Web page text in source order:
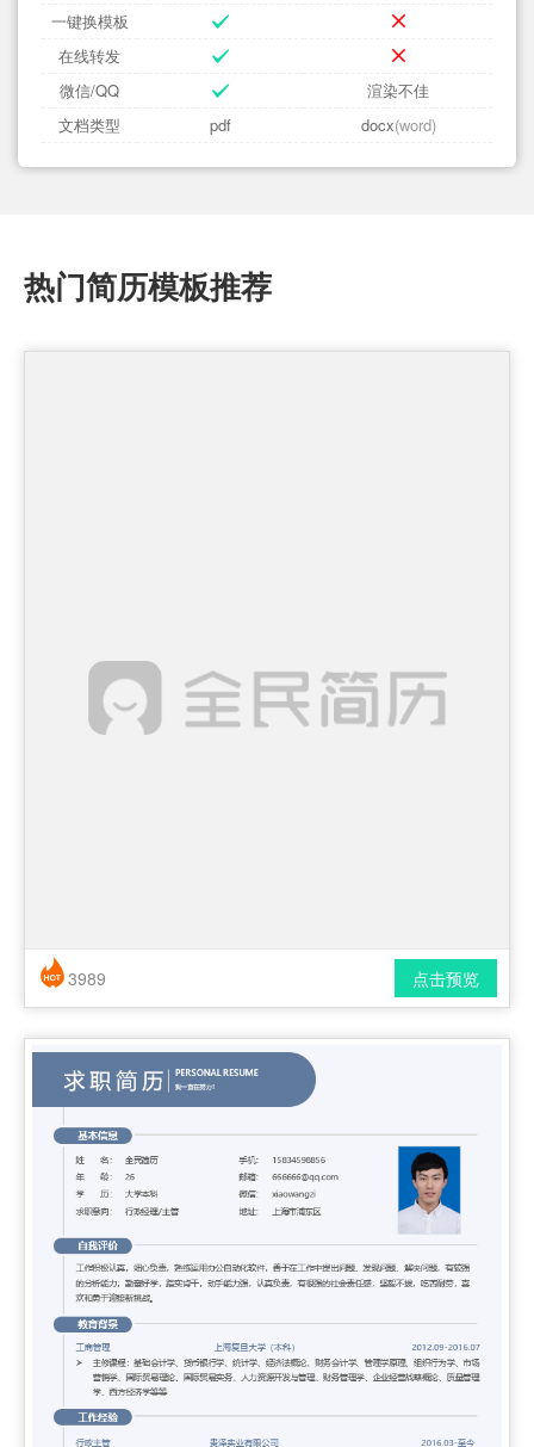
一键换模板
在线转发
微信/QQ
渲染不佳
文档类型
pdf docx(word)
热门简历模板推荐
简历风格： 时尚 / 简洁 / 应届生
点击预览
3989